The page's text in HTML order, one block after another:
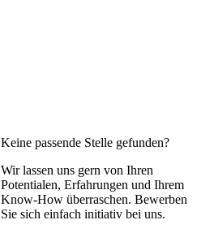
Keine passende Stelle gefunden?
Wir lassen uns gern von Ihren
Potentialen, Erfahrungen und Ihrem
Know-How überraschen. Bewerben
Sie sich einfach initiativ bei uns.